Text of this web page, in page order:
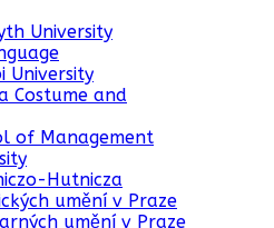
University
University
Costume and
of Management
Hutnicza
umění v Praze
umění v Praze